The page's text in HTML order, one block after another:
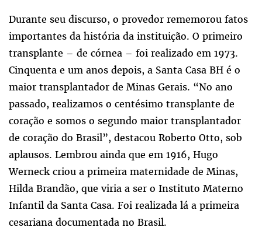
Durante seu discurso, o provedor rememorou fatos
importantes da história da instituição. O primeiro
transplante – de córnea – foi realizado em 1973.
Cinquenta e um anos depois, a Santa Casa BH é o
maior transplantador de Minas Gerais. “No ano
passado, realizamos o centésimo transplante de
coração e somos o segundo maior transplantador
de coração do Brasil”, destacou Roberto Otto, sob
aplausos. Lembrou ainda que em 1916, Hugo
Werneck criou a primeira maternidade de Minas,
Hilda Brandão, que viria a ser o Instituto Materno
Infantil da Santa Casa. Foi realizada lá a primeira
cesariana documentada no Brasil.